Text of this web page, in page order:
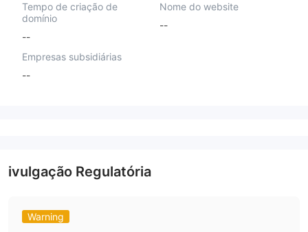
Tempo de criação de
domínio
--
Nome do website
--
Empresas subsidiárias
--
ivulgação Regulatória
Warning